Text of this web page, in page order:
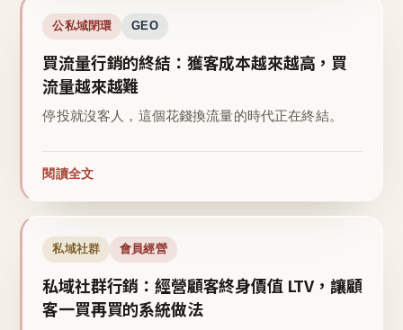
公私域閉環 GEO
買流量行銷的終結：獲客成本越來越高，買
流量越來越難
停投就沒客人，這個花錢換流量的時代正在終結。
閱讀全文
私域社群 會員經營
私域社群行銷：經營顧客終身價值 LTV，讓顧
客一買再買的系統做法